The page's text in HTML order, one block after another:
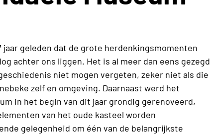
jaar geleden dat de grote herdenkingsmomenten
achter ons liggen. Het is al meer dan eens gezegd
niet mogen vergeten, zeker niet als die
zelf en omgeving. Daarnaast werd het
in het begin van dit jaar grondig gerenoveerd,
van het oude kasteel worden
gelegenheid om één van de belangrijkste